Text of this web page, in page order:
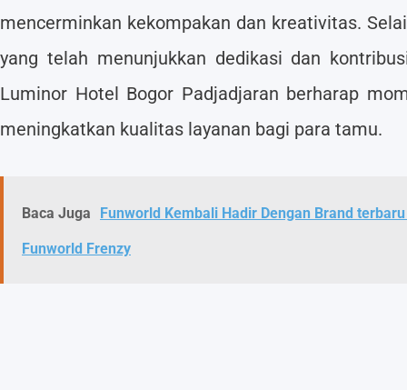
mencerminkan kekompakan dan kreativitas.
yang telah menunjukkan dedikasi dan
Luminor Hotel Bogor Padjadjaran berharap
meningkatkan kualitas layanan bagi para tamu.
Baca Juga Funworld Kembali Hadir Dengan Brand
Funworld Frenzy